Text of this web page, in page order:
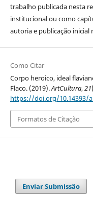
trabalho publicada nesta
institucional ou como
autoria e publicação inicial
Como Citar
Corpo heroico, ideal
Flaco. (2019).ArtCultura,21
https://doi.org/10.14393/
Formatos de Citação
Enviar Submissão